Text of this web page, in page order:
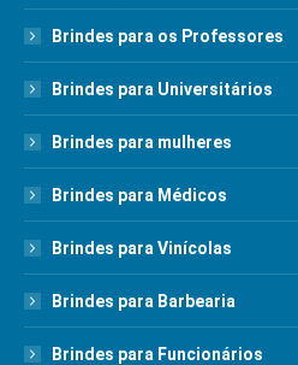
Brindes para os Professores
Brindes para Universitários
Brindes para mulheres
Brindes para Médicos
Brindes para Vinícolas
Brindes para Barbearia
Brindes para Funcionários